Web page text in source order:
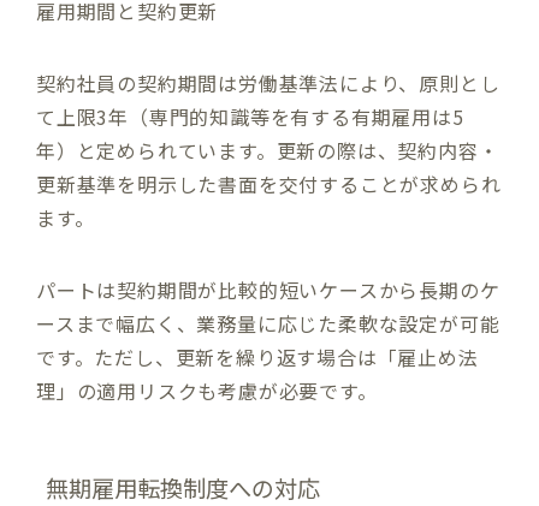
雇用期間と契約更新
契約社員の契約期間は労働基準法により、原則とし
て上限3年（専門的知識等を有する有期雇用は5
年）と定められています。更新の際は、契約内容・
更新基準を明示した書面を交付することが求められ
ます。
パートは契約期間が比較的短いケースから長期のケ
ースまで幅広く、業務量に応じた柔軟な設定が可能
です。ただし、更新を繰り返す場合は「雇止め法
理」の適用リスクも考慮が必要です。
無期雇用転換制度への対応